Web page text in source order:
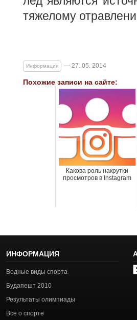
тяжелому
Информация — 27. 05. 2014
Похожие записи на сайте:
Какова роль накрутки
просмотров в Instagram
ИНФОРМАЦИЯ
Водные виды спорта
Будапешт 2010
Результаты олимпиады
Все о спорте